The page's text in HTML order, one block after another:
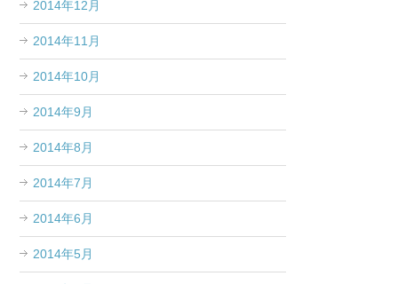
2014年12月
2014年11月
2014年10月
2014年9月
2014年8月
2014年7月
2014年6月
2014年5月